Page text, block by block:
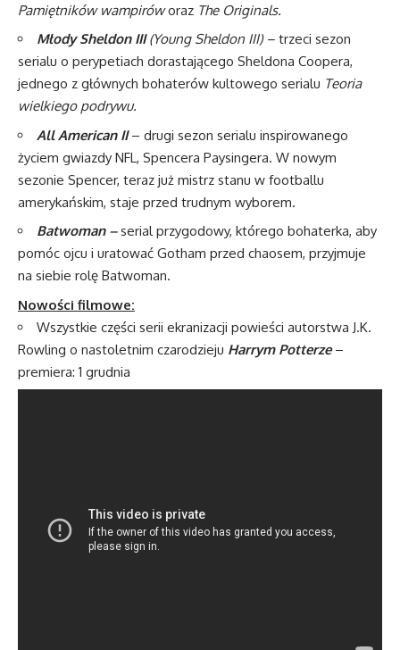
Pamiętników wampiróworaz The Originals.
Młody Sheldon III(Young Sheldon III) – trzeci sezon
serialu o perypetiach dorastającego Sheldona Coopera,
jednego z głównych bohaterów kultowego serialu Teoria
wielkiego podrywu.
All American II– drugi sezon serialu inspirowanego
życiem gwiazdy NFL, Spencera Paysingera. W nowym
sezonie Spencer, teraz już mistrz stanu w footballu
amerykańskim, staje przed trudnym wyborem.
Batwoman –serial przygodowy, którego bohaterka, aby
pomóc ojcu i uratować Gotham przed chaosem, przyjmuje
na siebie rolę Batwoman.
Nowości filmowe:
Wszystkie części serii ekranizacji powieści autorstwa J.K.
Rowling o nastoletnim czarodzieju Harrym Potterze–
premiera: 1 grudnia